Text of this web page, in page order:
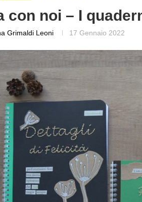
con noi – I
Grimaldi Leoni 17 Gennaio 2022